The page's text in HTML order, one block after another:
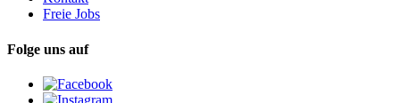
Freie Jobs
Folge uns auf